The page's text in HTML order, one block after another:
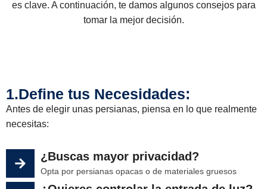
es clave. A continuación, te damos algunos consejos para
tomar la mejor decisión.
1.Define tus Necesidades:
Antes de elegir unas persianas, piensa en lo que realmente
necesitas:
¿Buscas mayor privacidad?
Opta por persianas opacas o de materiales gruesos